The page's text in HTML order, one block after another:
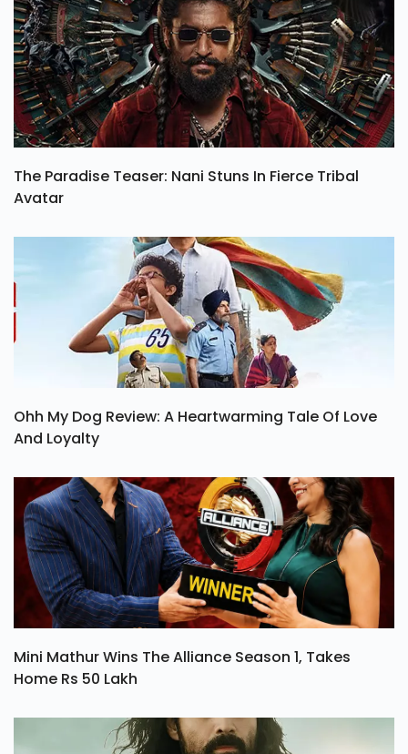
The Paradise Teaser: Nani Stuns In Fierce Tribal
Avatar
Ohh My Dog Review: A Heartwarming Tale Of Love
And Loyalty
Mini Mathur Wins The Alliance Season 1, Takes
Home Rs 50 Lakh